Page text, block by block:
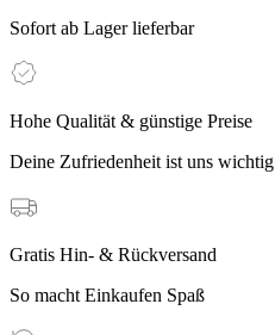
Sofort ab Lager lieferbar
Hohe Qualität & günstige Preise
Deine Zufriedenheit ist uns wichtig
Gratis Hin- & Rückversand
So macht Einkaufen Spaß